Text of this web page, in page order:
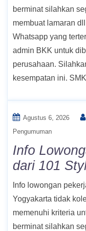
berminat silahkan
membuat lamaran
Whatsapp yang
admin BKK untuk
perusahaan.
kesempatan ini.
Agustus 6, 2026
Pengumuman
Info
dari 101
Info lowongan
Yogyakarta tidak
memenuhi kriteria
berminat silahkan